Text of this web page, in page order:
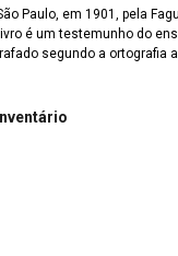
Paulo, em 1901, pela
é um testemunho do
segundo a ortografia